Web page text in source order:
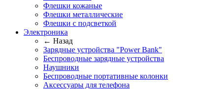
Флешки кожаные
Флешки металлические
Флешки с подсветкой
Электроника
← Назад
Зарядные устройства "Power Bank"
Беспроводные зарядные устройства
Наушники
Беспроводные портативные колонки
Аксессуары для телефона